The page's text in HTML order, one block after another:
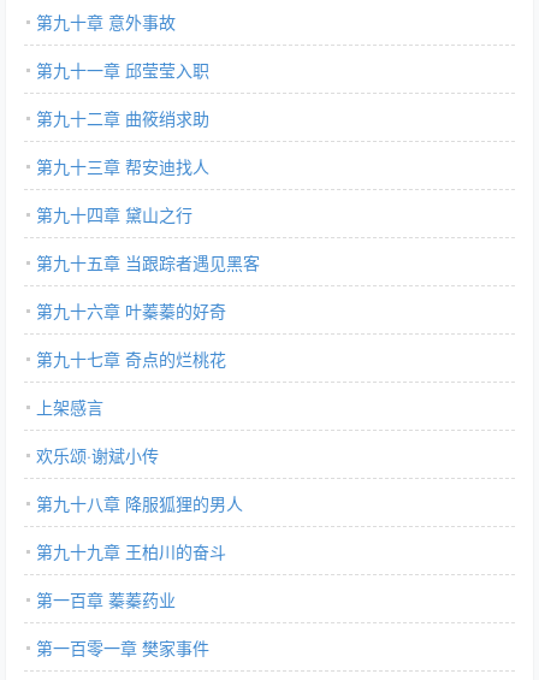
第九十章 意外事故
第九十一章 邱莹莹入职
第九十二章 曲筱绡求助
第九十三章 帮安迪找人
第九十四章 黛山之行
第九十五章 当跟踪者遇见黑客
第九十六章 叶蓁蓁的好奇
第九十七章 奇点的烂桃花
上架感言
欢乐颂·谢斌小传
第九十八章 降服狐狸的男人
第九十九章 王柏川的奋斗
第一百章 蓁蓁药业
第一百零一章 樊家事件